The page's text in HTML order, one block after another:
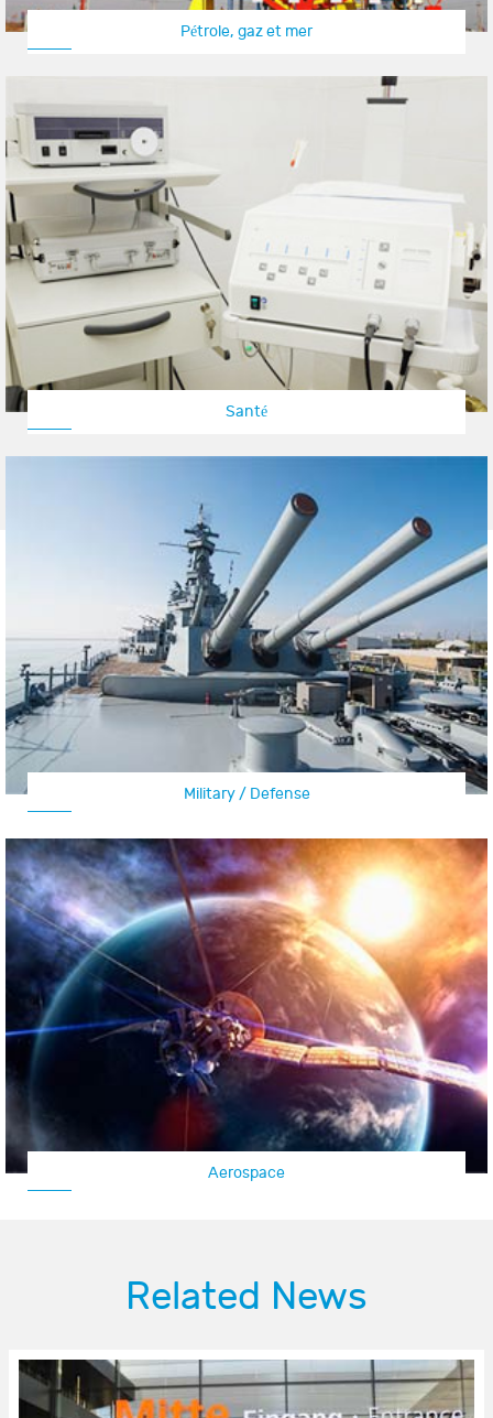
Pétrole, gaz et mer
Santé
Military / Defense
Aerospace
Related News